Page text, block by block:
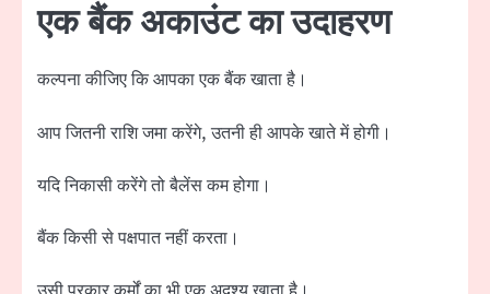
एक बैंक अकाउंट का उदाहरण
कल्पना कीजिए कि आपका एक बैंक खाता है।
आप जितनी राशि जमा करेंगे, उतनी ही आपके खाते में होगी।
यदि निकासी करेंगे तो बैलेंस कम होगा।
बैंक किसी से पक्षपात नहीं करता।